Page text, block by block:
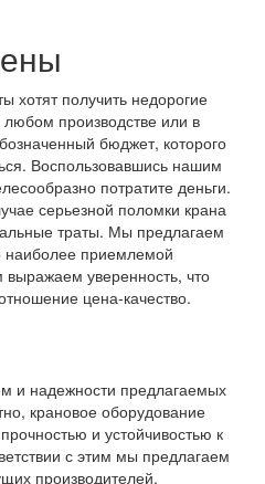
хотят получить недорогие
производстве или в
бюджет, которого
Воспользовавшись нашим
потратите деньги.
серьезной поломки крана
траты. Мы предлагаем
наиболее приемлемой
выражаем уверенность, что
цена-качество.
и надежности предлагаемых
крановое оборудование
и устойчивостью к
с этим мы предлагаем
производителей,